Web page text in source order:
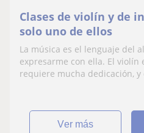
Clases de violín y de
solo uno de ellos
La música es el lenguaje del
expresarme con ella. El
requiere mucha dedicación, y
ver más